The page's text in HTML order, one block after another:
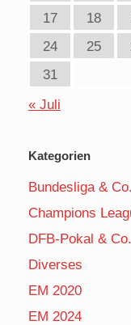
17
18
24
25
31
« Juli
Kategorien
Bundesliga & Co.
Champions
DFB-Pokal & Co.
Diverses
EM 2020
EM 2024